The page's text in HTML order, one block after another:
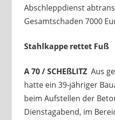
Abschleppdienst
Gesamtschaden 7000
Stahlkappe rettet Fuß
A 70 / SCHEßLITZ Aus
hatte ein 39-jähriger
beim Aufstellen der
Dienstagabend, im